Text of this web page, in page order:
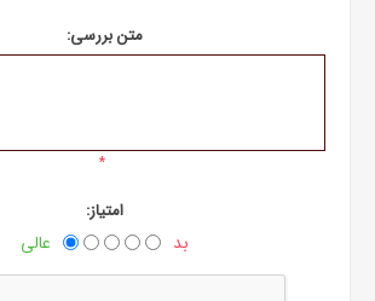
متن بررسی:
*
امتیاز:
بد عالی